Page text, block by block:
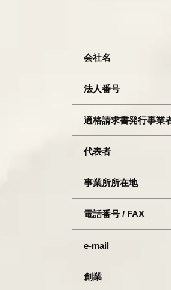
会社名
法人番号
適格請求書発行事業
代表者
事業所所在地
電話番号 / FAX
e-mail
創業